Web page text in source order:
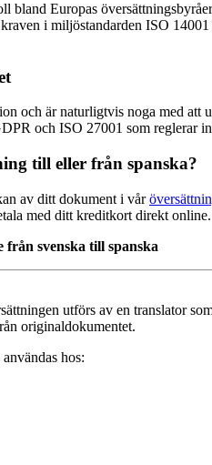
Europas
i miljöstandarden ISO
och är naturligtvis noga med
och ISO 27001 som reglerar
till eller från spanska?
av ditt dokument i vår
med ditt kreditkort direkt
svenska till spanska
utförs av en translator
originaldokumentet.
hos: